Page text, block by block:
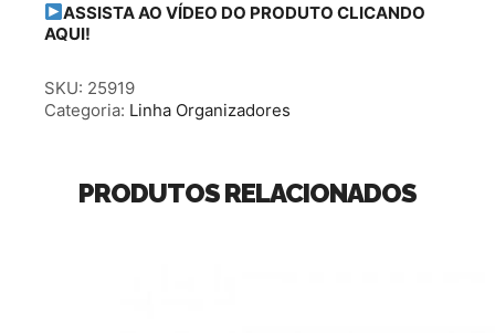
ASSISTA AO VÍDEO DO PRODUTO CLICANDO
AQUI!
SKU: 25919
Categoria: Linha Organizadores
PRODUTOS RELACIONADOS